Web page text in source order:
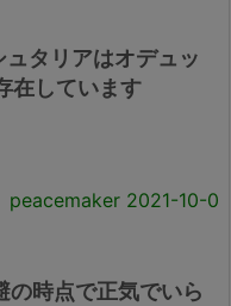
タリアはオデュッ
在しています
peacemaker 2021-10-0
の時点で正気でいら